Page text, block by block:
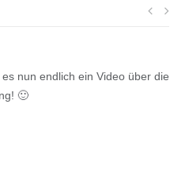
nun endlich ein Video über die
🙂